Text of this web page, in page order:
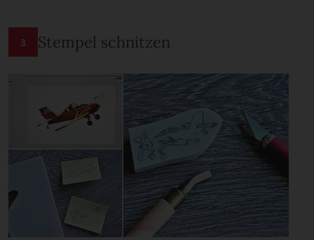
3 Stempel schnitzen